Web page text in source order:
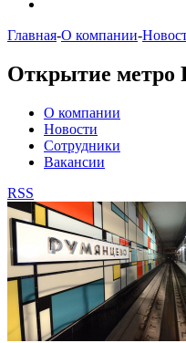
Главная-О компании-
Открытие метро
О компании
Новости
Сотрудники
Вакансии
RSS